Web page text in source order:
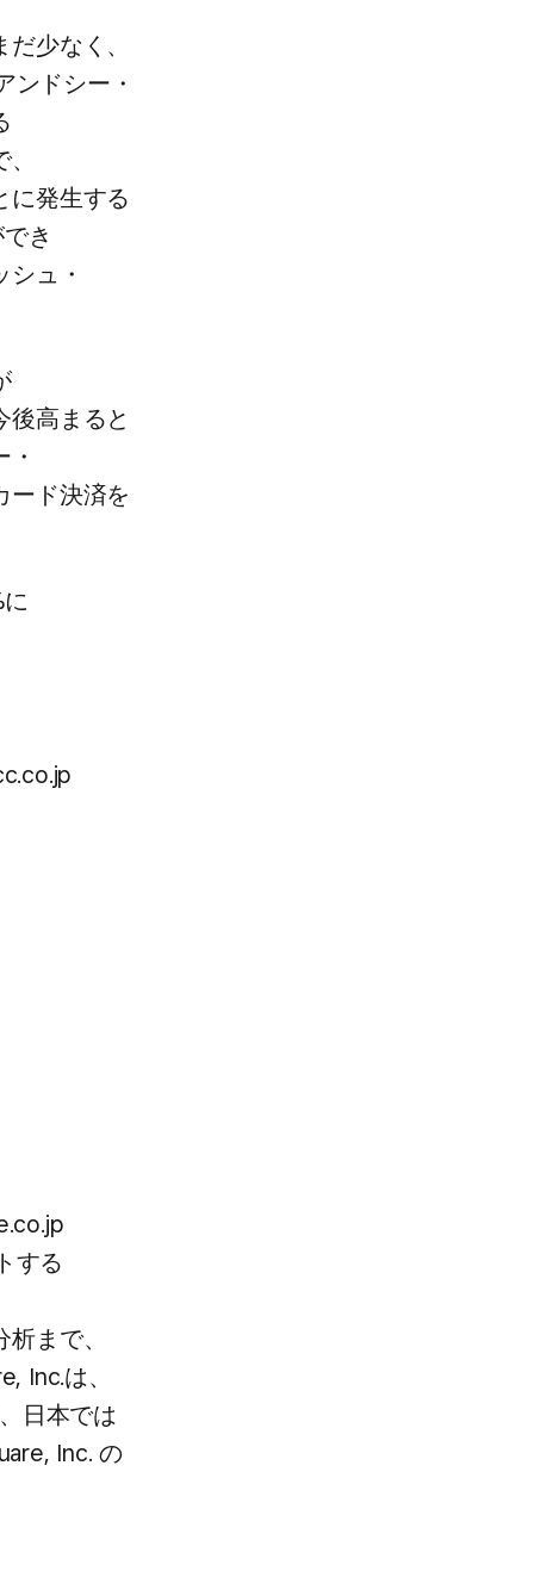
少なく、​
ンドシー・
に​発生する​
き
ュ・
後高まると​
ード決済を​
する​
まで、​
Inc.は、​
日本では​
Inc. の​